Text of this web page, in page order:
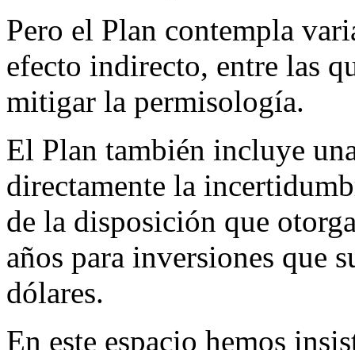
Pero el Plan contempla
efecto indirecto, entre las
mitigar la permisología.
El Plan también incluye
directamente la
de la disposición que
años para inversiones que
dólares.
En este espacio hemos